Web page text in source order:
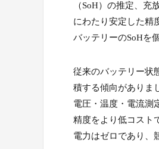
（SoH）の推定、
にわたり安定した精
バッテリーのSoHを
従来のバッテリー状
積する傾向がありま
電圧・温度・電流測
精度をより低コスト
電力はゼロであり、